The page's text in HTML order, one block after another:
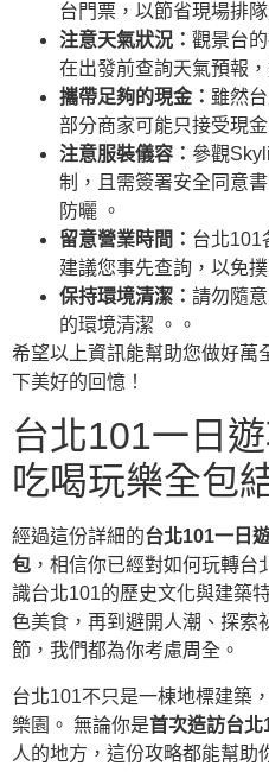
台門票，以節省現場排
注意天氣狀況： 觀景台
在出發前查詢天氣預報
攜帶足夠的現金： 雖然
部分商家可能只接受現
注意服裝儀容： 參觀
制，且需簽署安全同意
防曬 。
留意營業時間： 台北101
建議您事先查詢，以免撲
保持環境清潔： 請勿隨
的環境清潔 。。
希望以上資訊能幫助您做好萬
下美好的回憶！
台北101一日
吃喝玩樂全包
經過這份詳細的台北101一日
包 ，相信你已經對如何玩轉
識台北101的歷史文化與建築
色美食，再到避開人潮、探索
節，我們都為你考慮周全。
台北101不只是一棟地標建築
樂園。 無論你是首次造訪台北
人的地方，這份攻略都能幫助